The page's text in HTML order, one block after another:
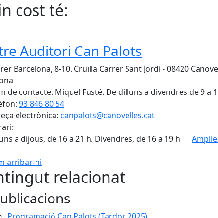
cost té:
Auditori Can Palots
Barcelona, 8-10. Cruïlla Carrer Sant Jordi - 08420
de contacte: Miquel Fusté. De dilluns a divendres de 9 a
93 846 80 54
electrònica: canpalots@canovelles.cat
a dijous, de 16 a 21 h. Divendres, de 16 a 19 h
arribar-hi
relacionat